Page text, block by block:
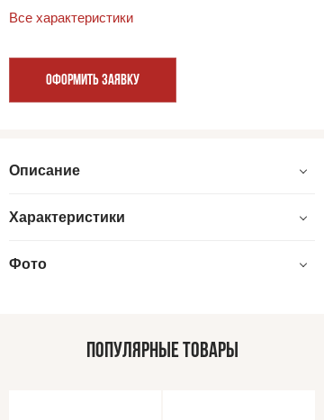
Все характеристики
ОФОРМИТЬ ЗАЯВКУ
Описание
Характеристики
Фото
ПОПУЛЯРНЫЕ ТОВАРЫ